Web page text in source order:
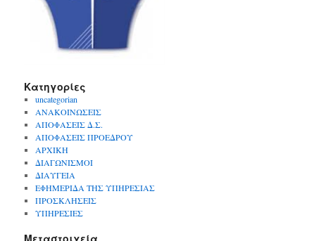
Kατηγορίες
uncategorian
ΑΝΑΚΟΙΝΩΣΕΙΣ
ΑΠΟΦΑΣΕΙΣ Δ.Σ.
ΑΠΟΦΑΣΕΙΣ ΠΡΟΕΔΡΟΥ
ΑΡΧΙΚΗ
ΔΙΑΓΩΝΙΣΜΟΙ
ΔΙΑΥΓΕΙΑ
ΕΦΗΜΕΡΙΔΑ ΤΗΣ ΥΠΗΡΕΣΙΑΣ
ΠΡΟΣΚΛΗΣΕΙΣ
ΥΠΗΡΕΣΙΕΣ
Μεταστοιχεία